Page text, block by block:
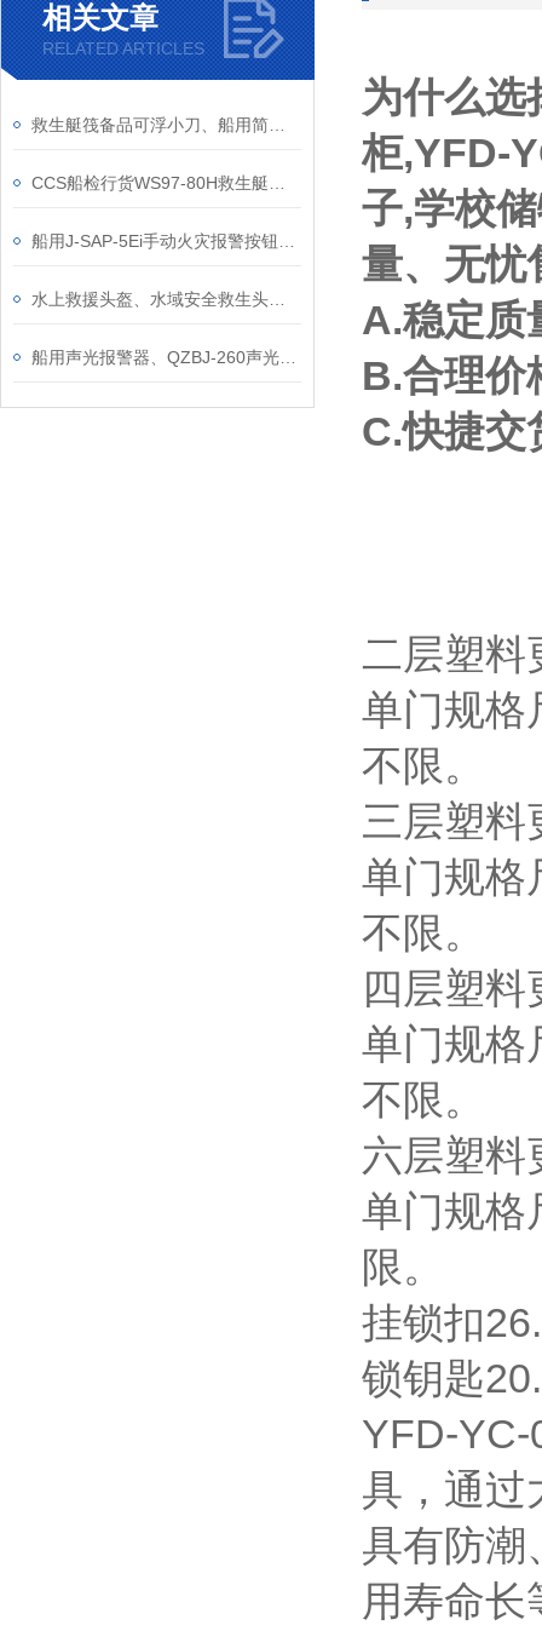
相关文章
RELATED ARTICLES
为什么选
柜,YFD-
子,学校
量、无忧
A.稳定质
B.合理价
C.快捷交
二层塑
单门规格
不限。
三层塑料
单门规格
不限。
四层塑料
单门规格
不限。
六层塑料
单门规格
限。
挂锁扣
锁钥匙
YFD-
具，通过
具有防潮
用寿命长